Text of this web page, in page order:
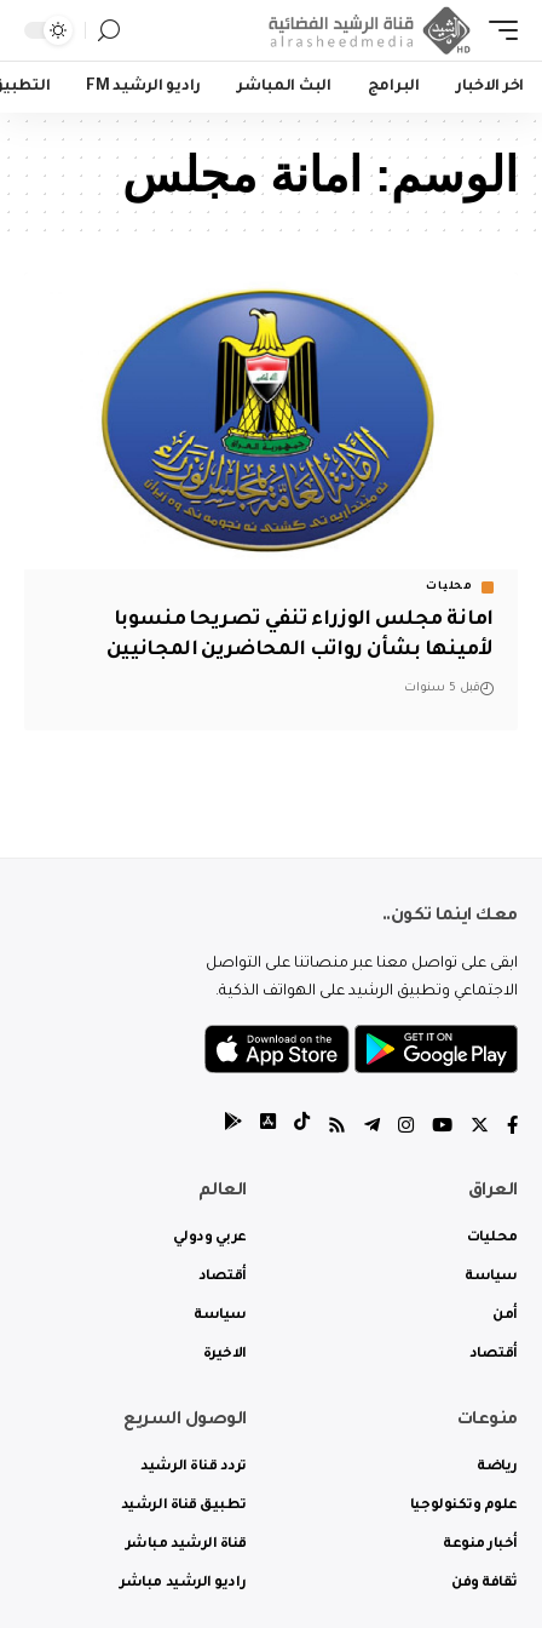
اخر الاخبار البرامج البث المباشر راديو الرشيد FM
الوسم: امانة مجلس
محليات
امانة مجلس الوزراء تنفي تصريحا منسوبا
لأمينها بشأن رواتب المحاضرين المجانيين
قبل 5 سنوات
معك اينما تكون..
ابقى على تواصل معنا عبر منصاتنا على التواصل
الاجتماعي وتطبيق الرشيد على الهواتف الذكية.
العراق
محليات
سياسة
أمن
أقتصاد
العالم
عربي ودولي
أقتصاد
سياسة
الاخيرة
منوعات
رياضة
علوم وتكنولوجيا
أخبار منوعة
ثقافة وفن
الوصول السريع
تردد قناة الرشيد
تطبيق قناة الرشيد
قناة الرشيد مباشر
راديو الرشيد مباشر